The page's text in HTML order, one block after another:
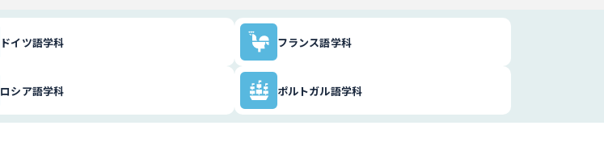
ドイツ語学科 フランス語学科
ロシア語学科 ポルトガル語学科